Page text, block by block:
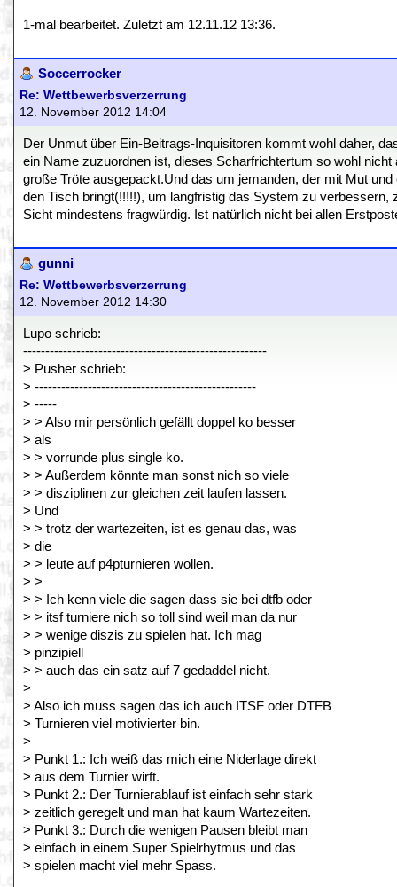
1-mal bearbeitet. Zuletzt am 12.11.12 13:36.
Soccerrocker
Re: Wettbewerbsverzerrung
12. November 2012 14:04
Der Unmut über Ein-Beitrags-Inquisitoren kommt wohl daher,
ein Name zuzuordnen ist, dieses Scharfrichtertum so wohl
große Tröte ausgepackt.Und das um jemanden, der mit Mut
den Tisch bringt(!!!!!), um langfristig das System zu
Sicht mindestens fragwürdig. Ist natürlich nicht bei allen
gunni
Re: Wettbewerbsverzerrung
12. November 2012 14:30
Lupo schrieb:
-------------------------------------------------------
> Pusher schrieb:
> --------------------------------------------------
> -----
> > Also mir persönlich gefällt doppel ko besser
> als
> > vorrunde plus single ko.
> > Außerdem könnte man sonst nich so viele
> > disziplinen zur gleichen zeit laufen lassen.
> Und
> > trotz der wartezeiten, ist es genau das, was
> die
> > leute auf p4pturnieren wollen.
> >
> > Ich kenn viele die sagen dass sie bei dtfb oder
> > itsf turniere nich so toll sind weil man da nur
> > wenige diszis zu spielen hat. Ich mag
> pinzipiell
> > auch das ein satz auf 7 gedaddel nicht.
>
> Also ich muss sagen das ich auch ITSF oder DTFB
> Turnieren viel motivierter bin.
>
> Punkt 1.: Ich weiß das mich eine Niderlage direkt
> aus dem Turnier wirft.
> Punkt 2.: Der Turnierablauf ist einfach sehr stark
> zeitlich geregelt und man hat kaum Wartezeiten.
> Punkt 3.: Durch die wenigen Pausen bleibt man
> einfach in einem Super Spielrhytmus und das
> spielen macht viel mehr Spass.